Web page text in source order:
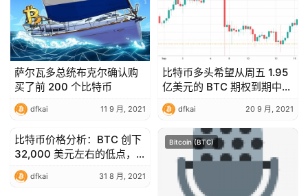
萨尔瓦多总统布克尔确认购
买了前 200 个比特币
dfkai 11 9 月, 2021
比特币多头希望从周五 1.95
亿美元的 BTC 期权到期中获
利
dfkai 20 9 月, 2021
Bitcoin (BTC)
比特币价格分析：BTC 创下
32,000 美元左右的低点，
准备再次下跌？
dfkai 31 8 月, 2021
Bitcoin (BTC)